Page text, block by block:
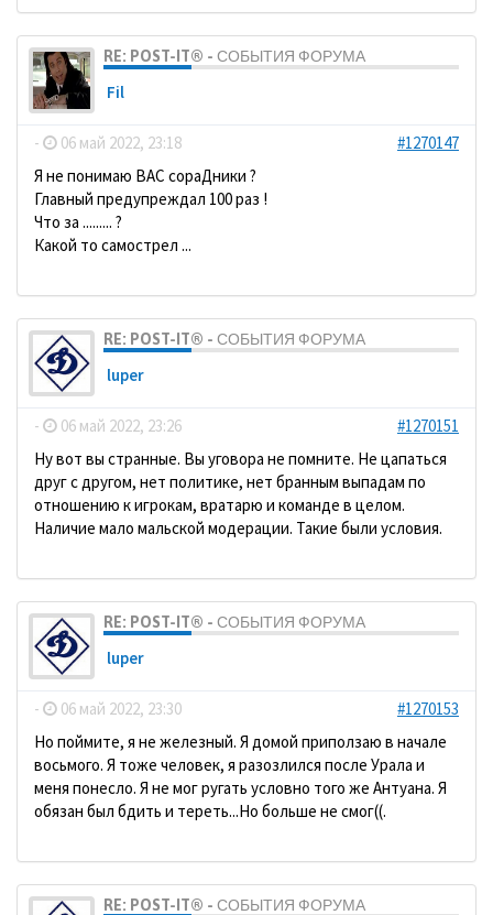
RE: POST-IT® - СОБЫТИЯ ФОРУМА
Fil
- 06 май 2022, 23:18
#1270147
Я не понимаю ВАС сораДники ?
Главный предупреждал 100 раз !
Что за ......... ?
Какой то самострел ...
RE: POST-IT® - СОБЫТИЯ ФОРУМА
luper
- 06 май 2022, 23:26
#1270151
Ну вот вы странные. Вы уговора не помните. Не цапаться
друг с другом, нет политике, нет бранным выпадам по
отношению к игрокам, вратарю и команде в целом.
Наличие мало мальской модерации. Такие были условия.
RE: POST-IT® - СОБЫТИЯ ФОРУМА
luper
- 06 май 2022, 23:30
#1270153
Но поймите, я не железный. Я домой приползаю в начале
восьмого. Я тоже человек, я разозлился после Урала и
меня понесло. Я не мог ругать условно того же Антуана. Я
обязан был бдить и тереть...Но больше не смог((.
RE: POST-IT® - СОБЫТИЯ ФОРУМА